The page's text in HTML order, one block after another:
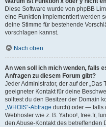
Diese Software wurde von phpBB
eine Funktion implementiert werden
deine Stimme für bestehende
vorschlagen kannst.
Nach oben
An wen soll ich mich wenden, falls
Anfragen zu diesem Forum gibt?
Jeder Administrator, der auf der „Das
geeigneter Kontakt für deine
solltest du den Besitzer der Domain
„WHOIS“-Abfrage durch) oder — falls
Webhoster wie z. B. Yahoo!, free.fr,
den Abuse-Kontakt des betreffenden